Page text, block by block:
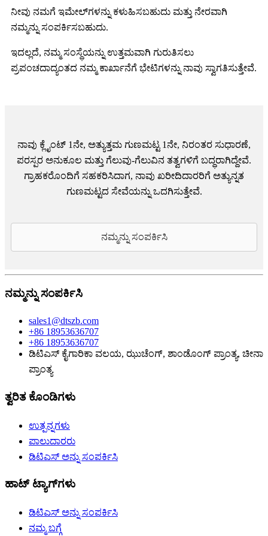
ನೀವು ನಮಗೆ ಇಮೇಲ್‌ಗಳನ್ನು ಕಳುಹಿಸಬಹುದು ಮತ್ತು ನೇರವಾಗಿ
ನಮ್ಮನ್ನು ಸಂಪರ್ಕಿಸಬಹುದು.
ಇದಲ್ಲದೆ, ನಮ್ಮ ಸಂಸ್ಥೆಯನ್ನು ಉತ್ತಮವಾಗಿ ಗುರುತಿಸಲು
ಪ್ರಪಂಚದಾದ್ಯಂತದ ನಮ್ಮ ಕಾರ್ಖಾನೆಗೆ ಭೇಟಿಗಳನ್ನು ನಾವು ಸ್ವಾಗತಿಸುತ್ತೇವೆ.
ನಾವು ಕ್ಲೈಂಟ್ 1ನೇ, ಅತ್ಯುತ್ತಮ ಗುಣಮಟ್ಟ 1ನೇ, ನಿರಂತರ ಸುಧಾರಣೆ,
ಪರಸ್ಪರ ಅನುಕೂಲ ಮತ್ತು ಗೆಲುವು-ಗೆಲುವಿನ ತತ್ವಗಳಿಗೆ ಬದ್ಧರಾಗಿದ್ದೇವೆ.
ಗ್ರಾಹಕರೊಂದಿಗೆ ಸಹಕರಿಸಿದಾಗ, ನಾವು ಖರೀದಿದಾರರಿಗೆ ಅತ್ಯುನ್ನತ
ಗುಣಮಟ್ಟದ ಸೇವೆಯನ್ನು ಒದಗಿಸುತ್ತೇವೆ.
ನಮ್ಮನ್ನು ಸಂಪರ್ಕಿಸಿ
ನಮ್ಮನ್ನು ಸಂಪರ್ಕಿಸಿ
sales1@dtszb.com
+86 18953636707
+86 18953636707
ಡಿಟಿಎಸ್ ಕೈಗಾರಿಕಾ ವಲಯ, ಝುಚೆಂಗ್, ಶಾಂಡೊಂಗ್ ಪ್ರಾಂತ್ಯ, ಚೀನಾ
ಪ್ರಾಂತ್ಯ
ತ್ವರಿತ ಕೊಂಡಿಗಳು
ಉತ್ಪನ್ನಗಳು
ಪಾಲುದಾರರು
ಡಿಟಿಎಸ್ ಅನ್ನು ಸಂಪರ್ಕಿಸಿ
ಹಾಟ್ ಟ್ಯಾಗ್‌ಗಳು
ಡಿಟಿಎಸ್ ಅನ್ನು ಸಂಪರ್ಕಿಸಿ
ನಮ್ಮ ಬಗ್ಗೆ